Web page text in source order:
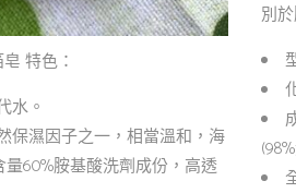
特色：
水。
保濕因子之一，相當溫和，海
量60%胺基酸洗劑成份，高透
別